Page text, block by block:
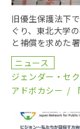
旧優生保護法下
ぐり、東北大学
と補償を求めた
会議員を通じた
ニュース
ジェンダー・セ
アドボカシー